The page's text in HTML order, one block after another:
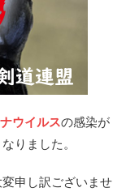
ウイルスの感染が
りました。
申し訳ございませ